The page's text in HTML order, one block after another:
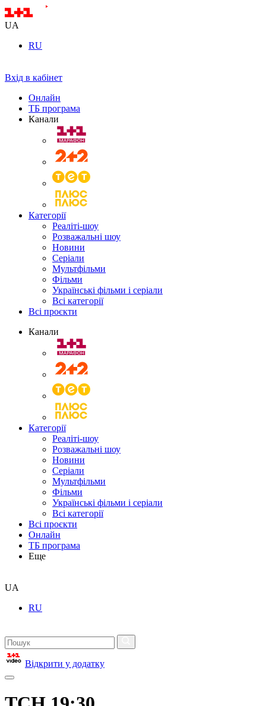
UA
RU
Вхід в кабінет
Онлайн
ТБ програма
Канали
Категорії
Реаліті-шоу
Розважальні шоу
Новини
Серіали
Мультфільми
Фільми
Українські фільми і серіали
Всі категорії
Всі проєкти
Канали
Категорії
Реаліті-шоу
Розважальні шоу
Новини
Серіали
Мультфільми
Фільми
Українські фільми і серіали
Всі категорії
Всі проєкти
Онлайн
ТБ програма
Еще
UA
RU
Відкрити у додатку